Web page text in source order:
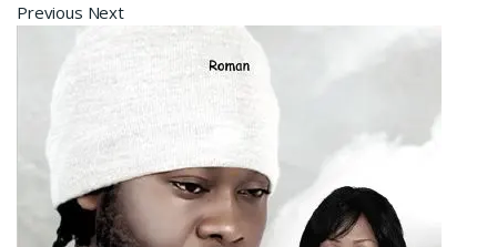
Previous Next